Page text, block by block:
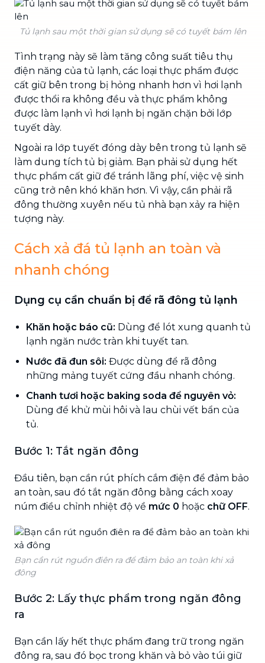
Tủ lạnh sau một thời gian sử dụng sẽ có tuyết bám lên
Tình trạng này sẽ làm tăng công suất tiêu thụ
điện năng của tủ lạnh, các loại thực phẩm được
cất giữ bên trong bị hỏng nhanh hơn vì hơi lạnh
được thổi ra không đều và thực phẩm không
được làm lạnh vì hơi lạnh bị ngăn chặn bởi lớp
tuyết dày.
Ngoài ra lớp tuyết đóng dày bên trong tủ lạnh sẽ
làm dung tích tủ bị giảm. Bạn phải sử dụng hết
thực phẩm cất giữ để tránh lãng phí, việc vệ sinh
cũng trở nên khó khăn hơn. Vì vậy, cần phải rã
đông thường xuyên nếu tủ nhà bạn xảy ra hiện
tượng này.
Cách xả đá tủ lạnh an toàn và
nhanh chóng
Dụng cụ cần chuẩn bị để rã đông tủ lạnh
Khăn hoặc báo cũ: Dùng để lót xung quanh tủ
lạnh ngăn nước tràn khi tuyết tan.
Nước đã đun sôi: Được dùng để rã đông
những mảng tuyết cứng đầu nhanh chóng.
Chanh tươi hoặc baking soda để nguyên vỏ:
Dùng để khử mùi hôi và lau chùi vết bẩn của
tủ.
Bước 1: Tắt ngăn đông
Đầu tiên, bạn cần rút phích cắm điện để đảm bảo
an toàn, sau đó tắt ngăn đông bằng cách xoay
núm điều chỉnh nhiệt độ về mức 0 hoặc chữ OFF.
Bạn cần rút nguồn điên ra để đảm bảo an toàn khi xả
đông
Bước 2: Lấy thực phẩm trong ngăn đông
ra
Bạn cần lấy hết thực phẩm đang trữ trong ngăn
đông ra, sau đó bọc trong khăn và bỏ vào túi giữ